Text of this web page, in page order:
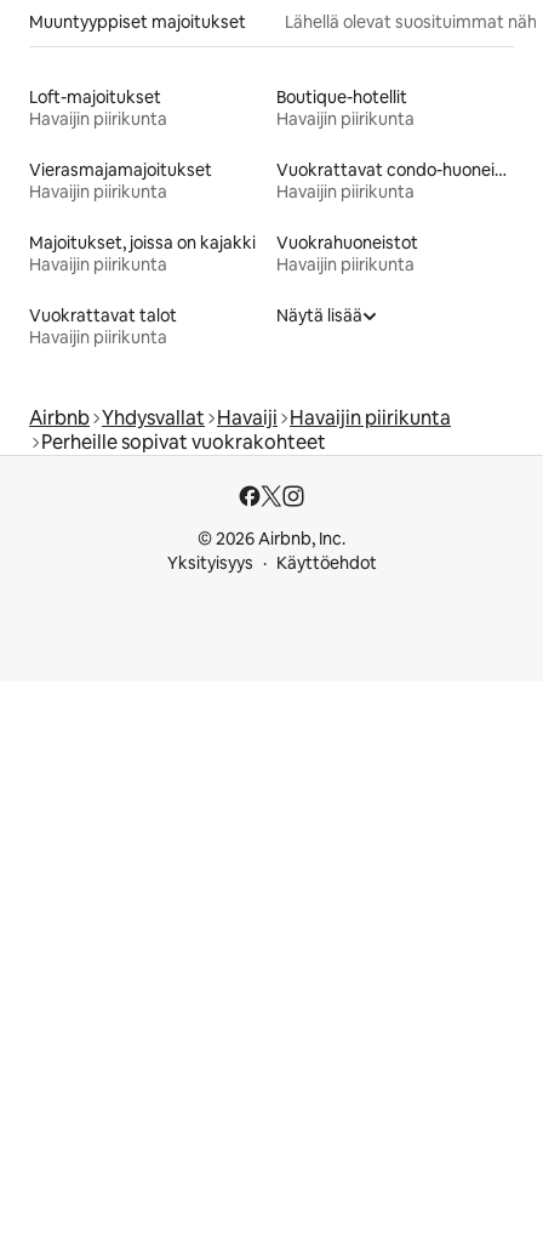
Muuntyyppiset majoitukset Lähellä olevat suosituimmat
Loft-majoitukset
Havaijin piirikunta
Boutique-hotellit
Havaijin piirikunta
Vierasmajamajoitukset
Havaijin piirikunta
Vuokrattavat condo-huoneistot lähellä rantaa
Havaijin piirikunta
Majoitukset, joissa on kajakki
Havaijin piirikunta
Vuokrahuoneistot
Havaijin piirikunta
Vuokrattavat talot
Havaijin piirikunta
Näytä lisää
Airbnb Yhdysvallat Havaiji Havaijin piirikunta
Perheille sopivat vuokrakohteet
© 2026 Airbnb, Inc.
Yksityisyys
Käyttöehdot